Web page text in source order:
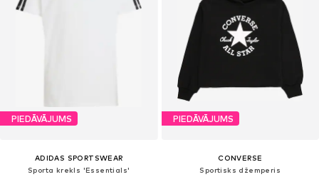
PIEDĀVĀJUMS
ADIDAS SPORTSWEAR
Sporta krekls 'Essentials'
PIEDĀVĀJUMS
CONVERSE
Sportisks džemperis